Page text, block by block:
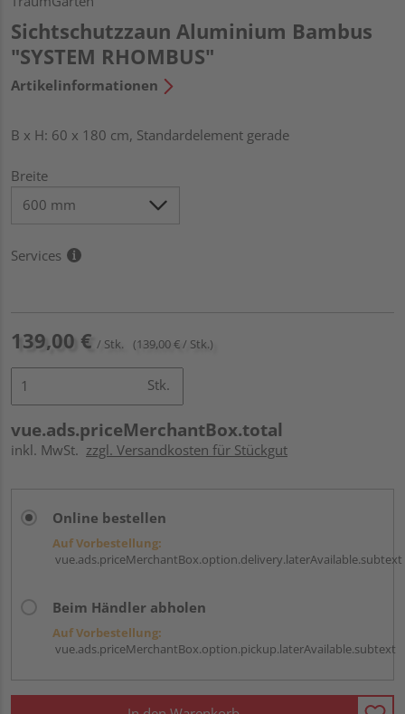
Sichtschutzzaun Aluminium Bambus
"SYSTEM RHOMBUS"
Artikelinformationen
B x H: 60 x 180 cm, Standardelement gerade
Breite
Services
139,00 € / Stk. (139,00 € / Stk.)
Stk.
vue.ads.priceMerchantBox.total
inkl. MwSt. zzgl. Versandkosten für Stückgut
Online bestellen
Auf Vorbestellung:
vue.ads.priceMerchantBox.option.delivery.laterAvailable.subtext
Beim Händler abholen
Auf Vorbestellung:
vue.ads.priceMerchantBox.option.pickup.laterAvailable.subtext